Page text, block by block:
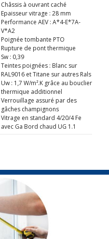
Châssis à ouvrant caché
Epaisseur vitrage : 28 mm
Performance AEV : A*4-E*7A-
V*A2
Poignée tombante PTO
Rupture de pont thermique
Sw : 0,39
Teintes poignées : Blanc sur
RAL9016 et Titane sur autres Rals
Uw : 1,7 W/m².K grâce au bouclier
thermique additionnel
Verrouillage assuré par des
gâches champignons
Vitrage en standard 4/20/4 Fe
avec Ga Bord chaud UG 1.1